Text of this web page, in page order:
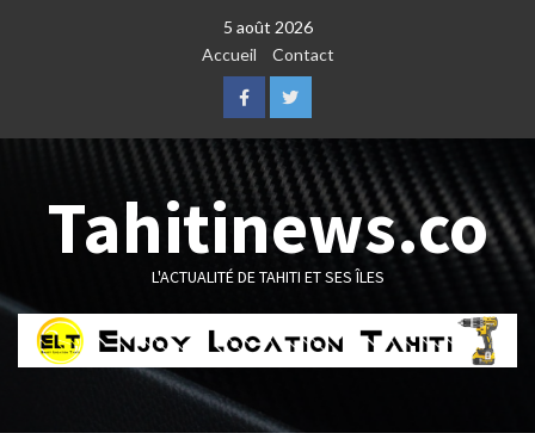
5 août 2026
Accueil
Contact
FacebookTwitter
Tahitinews.co
L'ACTUALITÉ DE TAHITI ET SES ÎLES